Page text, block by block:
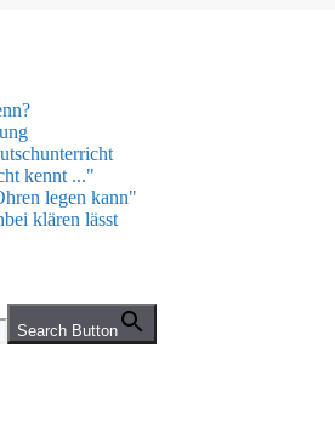
kennt ..."
legen kann"
klären lässt
Search Button